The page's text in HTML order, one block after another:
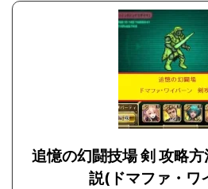
追憶の幻闘技場 剣 攻略
説(ドマファ・ワ